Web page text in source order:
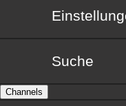
Suche
Channels